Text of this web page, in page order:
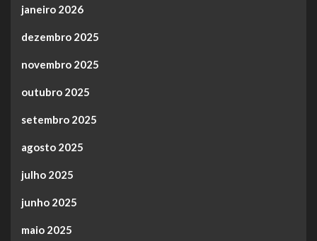
janeiro 2026
dezembro 2025
novembro 2025
outubro 2025
setembro 2025
agosto 2025
julho 2025
junho 2025
maio 2025